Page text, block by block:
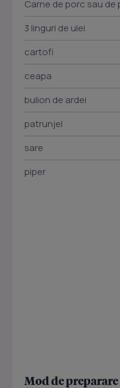
Carne de porc sau de
3 linguri de ulei
cartofi
ceapa
bulion de ardei
patrunjel
sare
piper
Mod de preparare